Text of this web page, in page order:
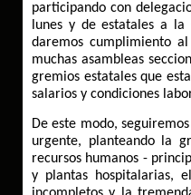
participando con
lunes y de estatales a la
daremos cumplimiento
muchas asambleas
gremios estatales que
salarios y condiciones
De este modo,
urgente, planteando la
recursos humanos -
y plantas hospitalarias,